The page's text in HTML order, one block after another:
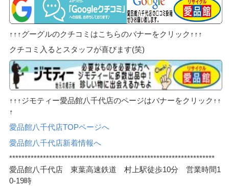
↑↑↑グーグルのクチコミはこちらのバナーをクリック↑↑↑
クチコミ入るとスタッフが喜びます(笑)
↑↑↑ジモティー愛品館八千代店のページはバナーをクリック↑↑
↑
愛品館八千代店TOPページへ
愛品館八千代店新着情報へ
*******************************************************************
愛品館八千代店 東葉高速鉄道 村上駅徒歩10分 営業時間1
0-19時